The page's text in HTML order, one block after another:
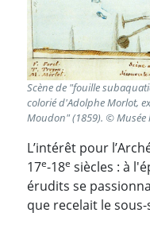
Scène de "fouille
colorié d'Adolphe Morlot,
Moudon" (1859). © Musée
L’intérêt pour
17e-18e siècles : à
érudits se
que recelait le